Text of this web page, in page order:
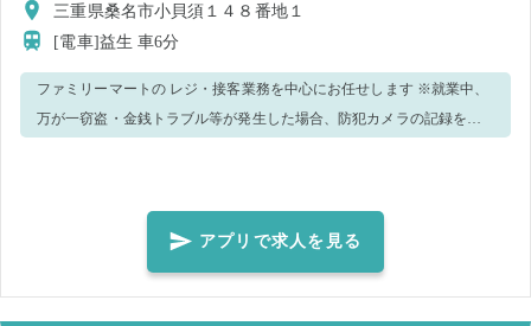
三重県桑名市小貝須１４８番地１
[電車]益生車6分
ファミリーマートの レジ・接客業務を中心にお任せします ※就業中、
万が一窃盗・金銭トラブル等が発生した場合、防犯カメラの記録を警
アプリで求人を見る